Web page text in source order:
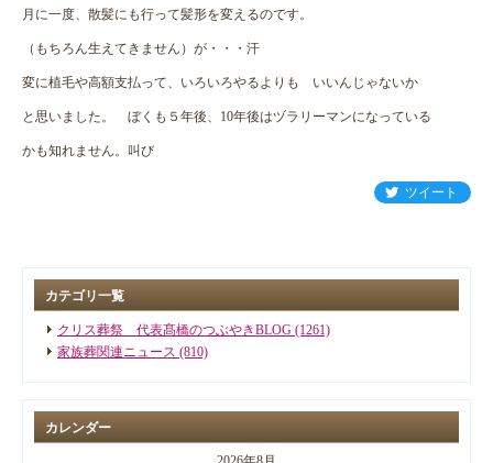
月に一度、散髪にも行って髪形を変えるのです。
（もちろん生えてきません）が・・・汗
変に植毛や高額支払って、いろいろやるよりも いいんじゃないか
と思いました。 ぼくも５年後、10年後はヅラリーマンになっている
かも知れません。叫び
ツイート
カテゴリ一覧
クリス葬祭 代表髙橋のつぶやきBLOG (1261)
家族葬関連ニュース (810)
カレンダー